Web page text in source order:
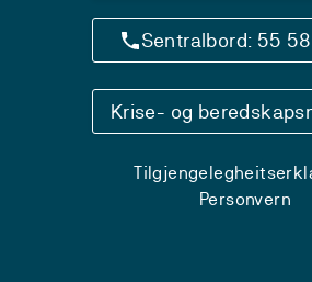
Sentralbord: 55
Krise- og
Personvern